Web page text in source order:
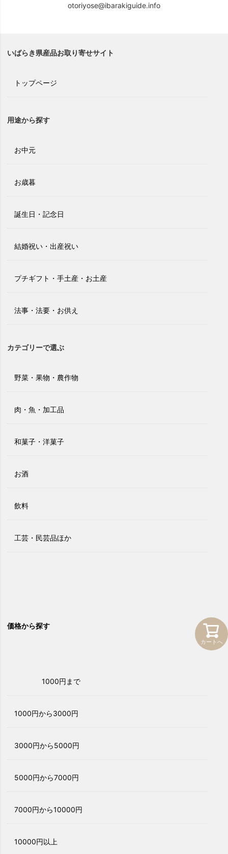
otoriyose@ibarakiguide.info
いばらき県産品お取り寄せサイト
トップページ
用途から探す
お中元
お歳暮
誕生日・記念日
結婚祝い・出産祝い
プチギフト・手土産・お土産
法事・法要・お供え
カテゴリーで選ぶ
野菜・果物・農作物
肉・魚・加工品
和菓子・洋菓子
お酒
飲料
工芸・民芸品ほか
価格から探す
1000円まで
1000円から3000円
3000円から5000円
5000円から7000円
7000円から10000円
10000円以上
カートへ